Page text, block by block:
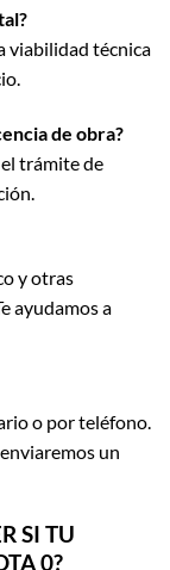
viabilidad técnica
de obra?
trámite de
y otras
ayudamos a
o por teléfono.
un
SI TU
0?